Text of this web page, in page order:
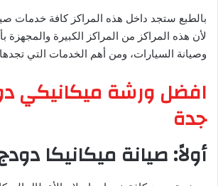
بالطبع ستجد داخل هذه المراكز كافة خدمات
لأن هذه المراكز من المراكز الكبيرة
وصيانة السيارات، ومن أهم الخدمات التي
افضل ورشة ميكانيكي
جدة
أولاً: صيانة ميكانيكا